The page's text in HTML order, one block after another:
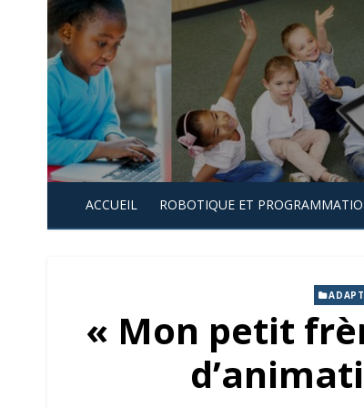
Skip
to
content
ACCUEIL ROBOTIQUE ET
« Mon petit